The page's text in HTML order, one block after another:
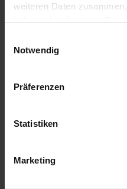
weiteren Daten
haben oder die sie im
Cookies, wenn Sie unsere
Notwendig
Präferenzen
Statistiken
Marketing
Artikel Nr.: 2321326
Für BMW R 2V Modelle
Bewertungen lesen,